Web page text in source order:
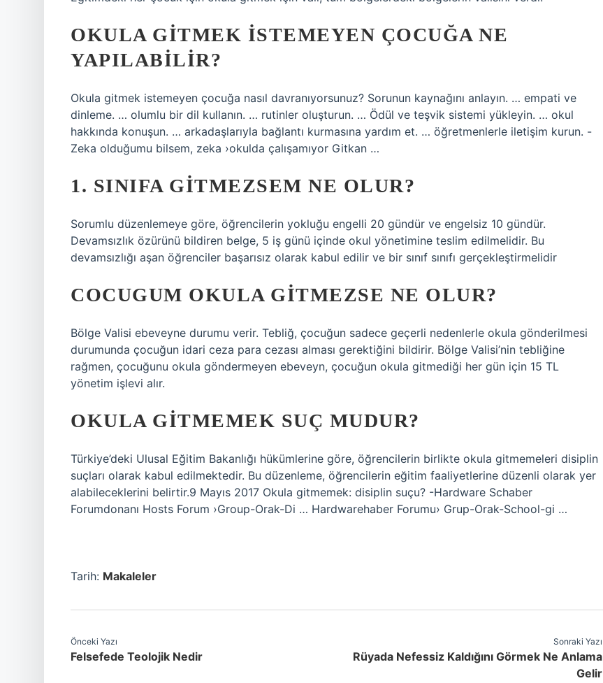
OKULA GITMEK ISTEMEYEN ÇOCUĞA NE
YAPILABILIR?
Okula gitmek istemeyen çocuğa nasıl davranıyorsunuz? Sorunun kaynağını anlayın. … empati ve
dinleme. … olumlu bir dil kullanın. … rutinler oluşturun. … Ödül ve teşvik sistemi yükleyin. … okul
hakkında konuşun. … arkadaşlarıyla bağlantı kurmasına yardım et. … öğretmenlerle iletişim kurun. -
Zeka olduğumu bilsem, zeka ›okulda çalışamıyor Gitkan …
1. SINIFA GITMEZSEM NE OLUR?
Sorumlu düzenlemeye göre, öğrencilerin yokluğu engelli 20 gündür ve engelsiz 10 gündür.
Devamsızlık özürünü bildiren belge, 5 iş günü içinde okul yönetimine teslim edilmelidir. Bu
devamsızlığı aşan öğrenciler başarısız olarak kabul edilir ve bir sınıf sınıfı gerçekleştirmelidir
COCUGUM OKULA GITMEZSE NE OLUR?
Bölge Valisi ebeveyne durumu verir. Tebliğ, çocuğun sadece geçerli nedenlerle okula gönderilmesi
durumunda çocuğun idari ceza para cezası alması gerektiğini bildirir. Bölge Valisi’nin tebliğine
rağmen, çocuğunu okula göndermeyen ebeveyn, çocuğun okula gitmediği her gün için 15 TL
yönetim işlevi alır.
OKULA GITMEMEK SUÇ MUDUR?
Türkiye’deki Ulusal Eğitim Bakanlığı hükümlerine göre, öğrencilerin birlikte okula gitmemeleri disiplin
suçları olarak kabul edilmektedir. Bu düzenleme, öğrencilerin eğitim faaliyetlerine düzenli olarak yer
alabileceklerini belirtir.9 Mayıs 2017 Okula gitmemek: disiplin suçu? -Hardware Schaber
Forumdonanı Hosts Forum ›Group-Orak-Di … Hardwarehaber Forumu› Grup-Orak-School-gi …
Tarih: Makaleler
Önceki Yazı
Felsefede Teolojik Nedir
Sonraki Yazı
Rüyada Nefessiz Kaldığını Görmek Ne Anlama
Gelir